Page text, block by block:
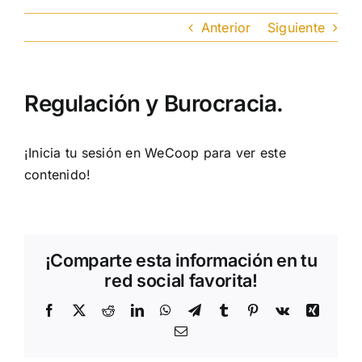
Buscar:
Anterior Siguiente
Regulación y Burocracia.
¡Inicia tu sesión en WeCoop para ver este
contenido!
¡Comparte esta información en tu
red social favorita!
Facebook
X RedditLinkedInWhatsApp
TelegramTumblr Pinterest
Vk
Xing
Correo